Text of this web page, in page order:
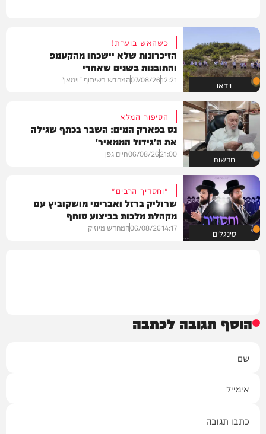
וידאו
כשהאש בוערת!
הזיכרונות שלא יישכחו מהקעמפ
והתובנות בשנים שאחרי
12:21
07/08/26המחדש בשיתוף "וימאן"
חדשות
הסיפור המלא
נס בפארק המים: השבר בכתף שגילה
את ה'גידול הממאיר'
21:00
06/08/26חיים גפן
סינגלים
"וחסדיך הרבים"
שרוליק ברזל ואברימי מושקוביץ עם
מקהלת מלכות בביצוע סוחף
14:17
06/08/26המחדש מיוזיק
הוסף תגובה לכתבה